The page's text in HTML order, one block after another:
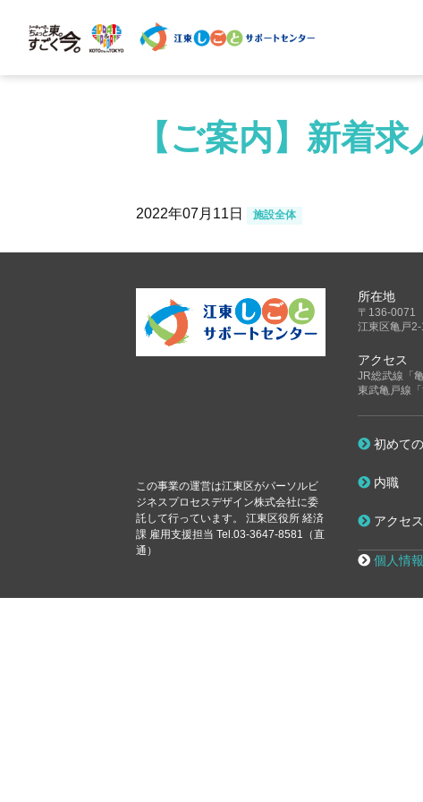
【ご案内】新着
2022年07月11日 施設全体
この事業の運営は江東区がパーソルビ
ジネスプロセスデザイン株式会社に委
託して行っています。 江東区役所 経済
課 雇用支援担当 Tel.03-3647-8581（直
通）
所在地
〒136-0071
江東区亀戸
アクセス
JR総武線「
東武亀戸線
初めて
内職
アクセ
個人情